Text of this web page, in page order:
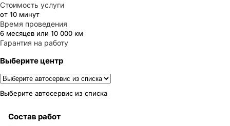
Стоимость услуги
от 10 минут
Время проведения
6 месяцев или 10 000 км
Гарантия на работу
Выберите центр
Выберите автосервис из списка
Состав работ